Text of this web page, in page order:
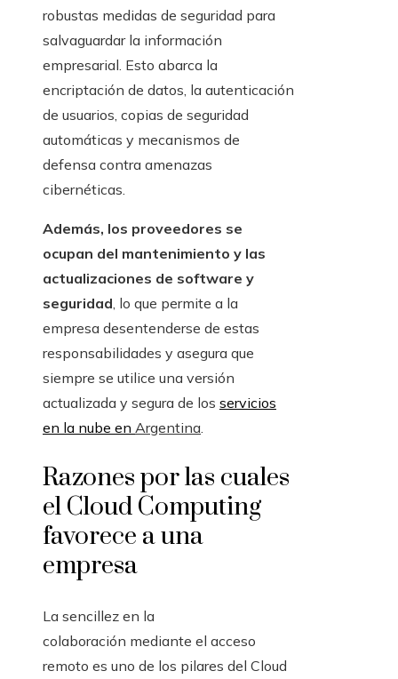
robustas medidas de seguridad para
salvaguardar la información
empresarial. Esto abarca la
encriptación de datos, la autenticación
de usuarios, copias de seguridad
automáticas y mecanismos de
defensa contra amenazas
cibernéticas.
Además, los proveedores se
ocupan del mantenimiento y las
actualizaciones de software y
seguridad, lo que permite a la
empresa desentenderse de estas
responsabilidades y asegura que
siempre se utilice una versión
actualizada y segura de los servicios
en la nube en Argentina.
Razones por las cuales
el Cloud Computing
favorece a una
empresa
La sencillez en la
colaboración mediante el acceso
remoto es uno de los pilares del Cloud